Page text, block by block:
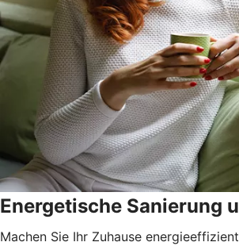
Energetische Sanierung
Machen Sie Ihr Zuhause